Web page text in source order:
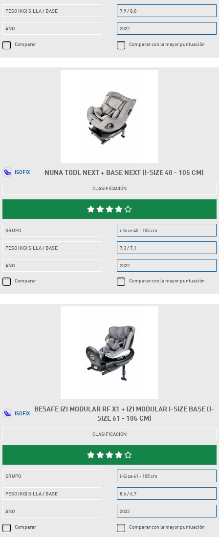
PESO (KG) SILLA / BASE
AÑO
Comparar
7,9 / 8,0
2022
Comparar con la mayor puntuación
NUNA TODL NEXT + BASE NEXT (I-SIZE 40 - 105 CM)
ISOFIX
CLASIFICACIÓN
GRUPO
PESO (KG) SILLA / BASE
AÑO
Comparar
i-Size 40 - 105 cm
7,3 / 7,1
2022
Comparar con la mayor puntuación
BESAFE IZI MODULAR RF X1 + IZI MODULAR I-SIZE BASE (I-
SIZE 61 - 105 CM)
ISOFIX
CLASIFICACIÓN
GRUPO
PESO (KG) SILLA / BASE
AÑO
Comparar
i-Size 61 - 105 cm
8,6 / 6,7
2022
Comparar con la mayor puntuación